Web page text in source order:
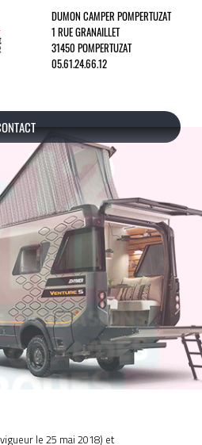
DUMON CAMPER POMPERTUZAT
1 RUE GRANAILLET
31450 POMPERTUZAT
05.61.24.66.12
le 25 mai 2018) et